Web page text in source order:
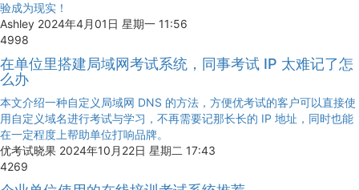
验成为现实！
Ashley 2024年4月01日 星期一 11:56
4998
在单位里搭建局域网考试系统，同事考试 IP 太难记了怎
么办
本文介绍一种自定义局域网 DNS 的方法，方便优考试的客户可以直接使
用自定义域名进行考试与学习，不再需要记那长长的 IP 地址，同时也能
在一定程度上帮助单位打响品牌。
优考试晓果 2024年10月22日 星期二 17:43
4269